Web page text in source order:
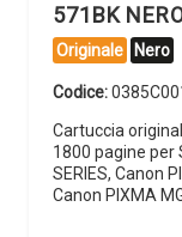
571BK
Originale Nero
Codice:
Cartuccia
1800 pagine per
SERIES, Canon
Canon PIXMA